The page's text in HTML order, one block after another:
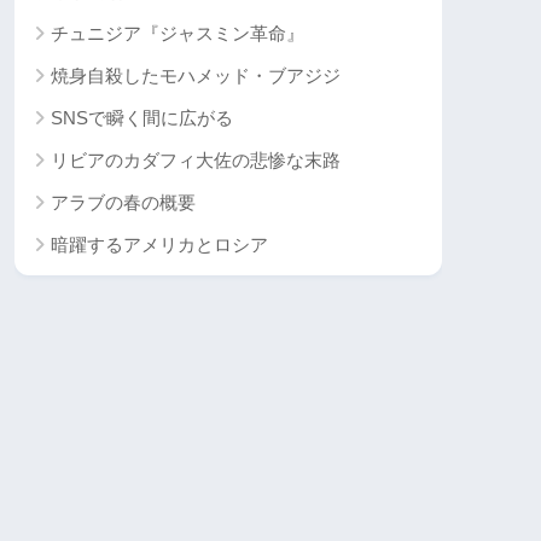
チュニジア『ジャスミン革命』
焼身自殺したモハメッド・ブアジジ
SNSで瞬く間に広がる
リビアのカダフィ大佐の悲惨な末路
アラブの春の概要
暗躍するアメリカとロシア